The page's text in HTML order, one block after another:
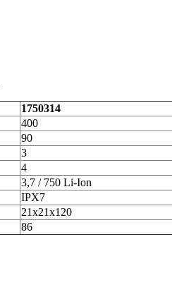
1750314
400
90
3
4
3,7 / 750 Li-Ion
IPX7
21x21x120
86